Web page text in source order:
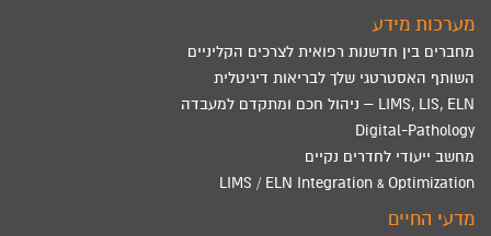
מערכות מידע
מחברים בין חדשנות רפואית לצרכים הקליניים
השותף האסטרטגי שלך לבריאות דיגיטלית
LIMS, LIS, ELN – ניהול חכם ומתקדם למעבדה
Digital-Pathology
מחשב ייעודי לחדרים נקיים
LIMS / ELN Integration & Optimization
מדעי החיים